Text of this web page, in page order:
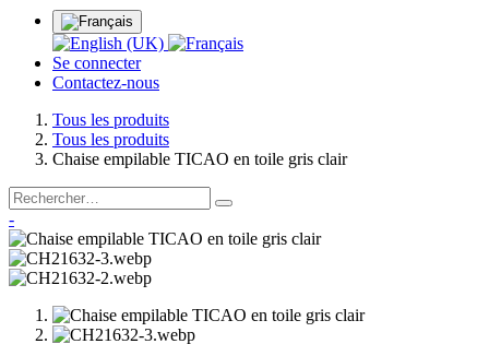
Se connecter
Contactez-nous
Tous les produits
Tous les produits
Chaise empilable TICAO en toile gris clair
-